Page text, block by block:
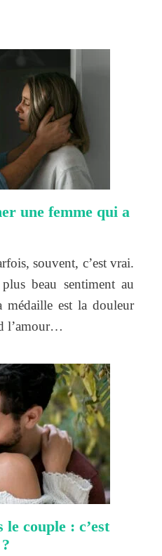
une femme qui a
souvent, c’est vrai.
beau sentiment au
médaille est la douleur
l’amour…
le couple : c’est